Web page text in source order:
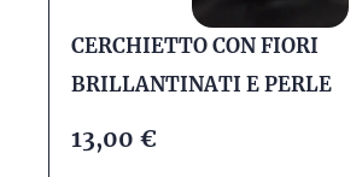
CERCHIETTO CON FIORI
BRILLANTINATI E PERLE
13,00€